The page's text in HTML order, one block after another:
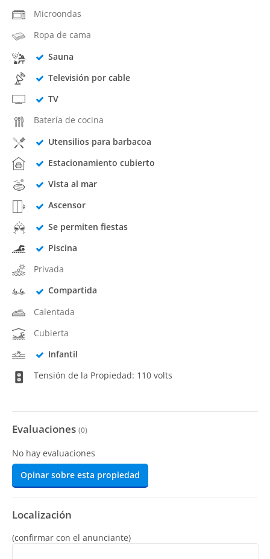
Microondas
Ropa de cama
Sauna
Televisión por cable
TV
Batería de cocina
Utensilios para barbacoa
Estacionamiento cubierto
Vista al mar
Ascensor
Se permiten fiestas
Piscina
Privada
Compartida
Calentada
Cubierta
Infantil
Tensión de la Propiedad: 110 volts
Evaluaciones (0)
No hay evaluaciones
Opinar sobre esta propiedad
Localización
(confirmar con el anunciante)